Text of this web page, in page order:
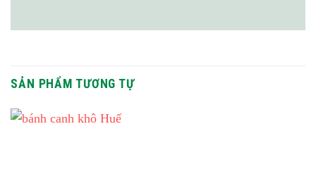
SẢN PHẨM TƯƠNG TỰ